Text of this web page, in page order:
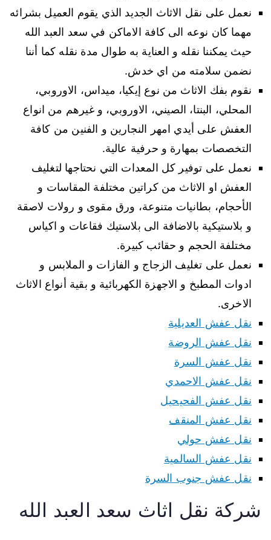
نعمل على نقل الاثاث الجديد الذي يقوم العميل بشرائه
مهما كان نوعه الى كافة الاماكن في سعد العبد الله
حيث يمكننا نقله و العناية به طوال مدة نقله كما أننا
نضمن سلامته من اي خدش.
نقوم بفك الاثاث من نوع إيكيا، ميداس، الاوروبي،
المحلي، البنتا، الصيني، الاوروبي، و غيرهم من انواع
العفش على أيدي امهر النجارين و الفنين من كافة
التخصصات بمهارة و حرفية عالية.
نعمل على توفير كل المعدات التي نحتاجها لتغليف
العفش او الاثاث من كراتين مختلفة المقاسات و
الأحجام، بطانيات متنوعة، ورق مقوى و رولات لاصقة
و بلاستيكية بالاضافة الى بلاستيك فقاعات و اكياس
مختلفة الحجم و حقائب كبيرة.
نعمل على تغليف الزجاج و الفازات و الملابس و
ادوات المطبخ و الاجهزة الكهربائية و بقية أنواع الاثاث
الاخرى.
نقل عفش العديلية
نقل عفش الروضة
نقل عفش السرة
نقل عفش الاحمدي
نقل عفش الفحيحيل
نقل عفش المنقف
نقل عفش حولي
نقل عفش السالمية
نقل عفش جنوب السرة
شركة نقل اثاث سعد العبد الله